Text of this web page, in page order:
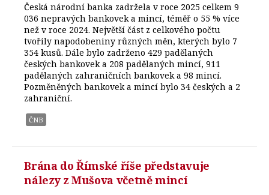
Česká národní banka zadržela v roce 2025 celkem 9
036 nepravých bankovek a mincí, téměř o 55 % více
než v roce 2024. Největší část z celkového počtu
tvořily napodobeniny různých měn, kterých bylo 7
354 kusů. Dále bylo zadrženo 429 padělaných
českých bankovek a 208 padělaných mincí, 911
padělaných zahraničních bankovek a 98 mincí.
Pozměněných bankovek a mincí bylo 34 českých a 2
zahraniční.
ČNB
Brána do Římské říše představuje
nálezy z Mušova včetně mincí